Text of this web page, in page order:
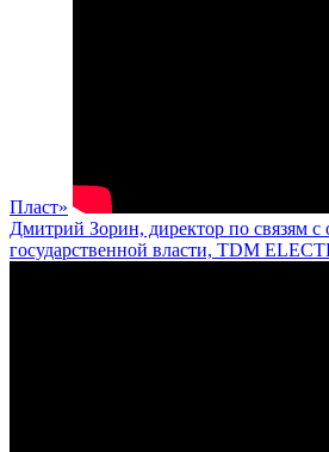
Пласт»
Дмитрий Зорин, директор по связям с
государственной власти, TDM